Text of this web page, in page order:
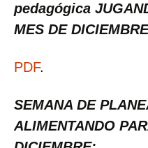
pedagógica
MES DE
PDF.
SEMANA DE
ALIMENTANDO